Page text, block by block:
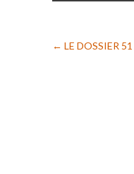
← LE DOSSIER 51